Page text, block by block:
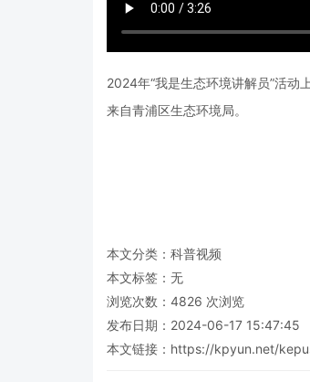
2024年“我是生态环境讲解员”活动
来自青浦区生态环境局。
本文分类： 科普视频
本文标签：无
浏览次数： 4826 次浏览
发布日期：2024-06-17 15:47:45
本文链接： https://kpyun.net/